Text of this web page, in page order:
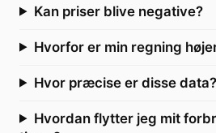
Kan priser blive negative?
Hvorfor er min regning
Hvor præcise er disse data?
Hvordan flytter jeg mit